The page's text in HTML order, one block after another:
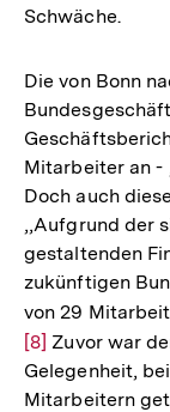
Schwäche.
Die von Bonn
Mitarbeiter an -
Doch auch
,,Aufgrund der
gestaltenden
zukünftigen
von 29
[8] Zuvor war
Gelegenheit,
Mitarbeitern